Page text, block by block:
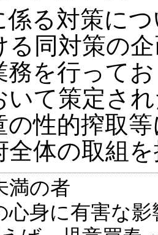
係る対策に
る同対策の
務を行って
いて策定さ
の性的搾取
全体の取組
満の者
心身に有害な